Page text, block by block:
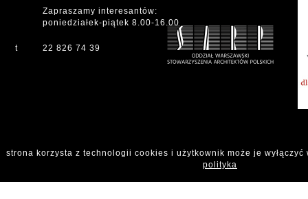
Zapraszamy interesantów:
poniedziałek-piątek 8.00-16.00
t 22 826 74 39
strona korzysta z technologii cookies i użytkownik może je
polityka